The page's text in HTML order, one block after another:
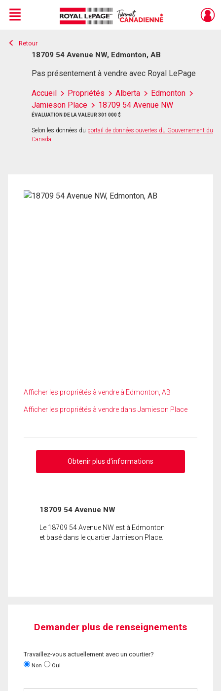
Live
En Direct
Menu
Retour
18709 54 Avenue NW, Edmonton, AB
Pas présentement à vendre avec Royal LePage
Accueil Propriétés Alberta
Edmonton
Jamieson Place
18709 54 Avenue NW
ÉVALUATION DE LA VALEUR 301 000 $
Selon les données du portail de données ouvertes du Gouvernement du
Canada
Afficher les propriétés à vendre à Edmonton, AB
Afficher les propriétés à vendre dans Jamieson Place
Obtenir plus d'informations
18709 54 Avenue NW
Le 18709 54 Avenue NW est à Edmonton
et basé dans le quartier Jamieson Place.
Demander plus de renseignements
Travaillez-vous actuellement avec un courtier?
Non Oui